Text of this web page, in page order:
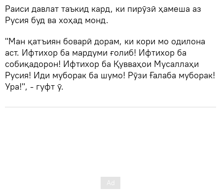
Раиси давлат таъкид кард, ки пирӯзӣ ҳамеша аз
Русия буд ва хоҳад монд.
"Ман қатъиян боварӣ дорам, ки кори мо одилона
аст. Ифтихор ба мардуми ғолиб! Ифтихор ба
собиқадорон! Ифтихор ба Қувваҳои Мусаллаҳи
Русия! Иди муборак ба шумо! Рӯзи Ғалаба муборак!
Ура!", - гуфт ӯ.